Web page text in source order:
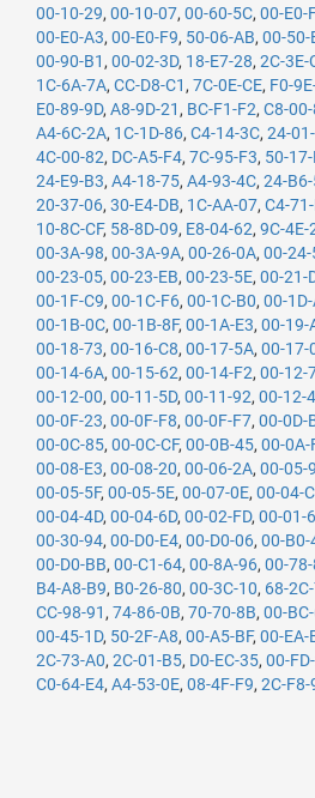
00-10-29, 00-10-07, 00-60-5C, 00-E0-
00-E0-A3, 00-E0-F9, 50-06-AB, 00-50-
00-90-B1 , 00-02-3D, 18-E7-28, 2C-3E-
1C-6A-7A, CC-D8-C1 , 7C-0E-CE, F0-
E0-89-9D, A8-9D-21 , BC-F1-F2, C8-
A4-6C-2A, 1C-1D-86, C4-14-3C, 24-
4C-00-82, DC-A5-F4, 7C-95-F3, 50-17-
24-E9-B3, A4-18-75, A4-93-4C, 24-
20-37-06, 30-E4-DB, 1C-AA-07, C4-
10-8C-CF, 58-8D-09, E8-04-62, 9C-4E-
00-3A-98, 00-3A-9A, 00-26-0A, 00-24-
00-23-05, 00-23-EB, 00-23-5E, 00-21-
00-1F-C9, 00-1C-F6, 00-1C-B0, 00-
00-1B-0C, 00-1B-8F, 00-1A-E3, 00-19-
00-18-73, 00-16-C8, 00-17-5A, 00-17-
00-14-6A, 00-15-62, 00-14-F2, 00-12-
00-12-00, 00-11-5D, 00-11-92, 00-12-
00-0F-23, 00-0F-F8, 00-0F-F7, 00-0D-
00-0C-85, 00-0C-CF, 00-0B-45, 00-0A-
00-08-E3, 00-08-20, 00-06-2A, 00-05-
00-05-5F, 00-05-5E, 00-07-0E, 00-04-
00-04-4D, 00-04-6D, 00-02-FD, 00-01-
00-30-94, 00-D0-E4, 00-D0-06, 00-B0-
00-D0-BB, 00-C1-64, 00-8A-96, 00-
B4-A8-B9, B0-26-80, 00-3C-10, 68-
CC-98-91 , 74-86-0B, 70-70-8B, 00-
00-45-1D, 50-2F-A8, 00-A5-BF, 00-EA-
2C-73-A0, 2C-01-B5, D0-EC-35, 00-
C0-64-E4, A4-53-0E, 08-4F-F9, 2C-F8-